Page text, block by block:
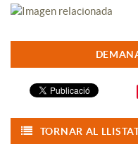
TORNAR AL